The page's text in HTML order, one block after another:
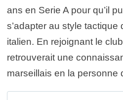
ans en Serie A pour qu’il
s’adapter au style tactique
italien. En rejoignant le
retrouverait une
marseillais en la personne